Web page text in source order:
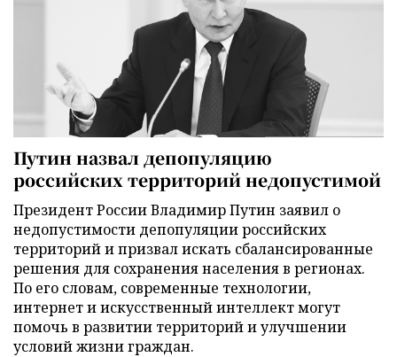
Путин назвал депопуляцию
российских территорий недопустимой
Президент России Владимир Путин заявил о
недопустимости депопуляции российских
территорий и призвал искать сбалансированные
решения для сохранения населения в регионах.
По его словам, современные технологии,
интернет и искусственный интеллект могут
помочь в развитии территорий и улучшении
условий жизни граждан.